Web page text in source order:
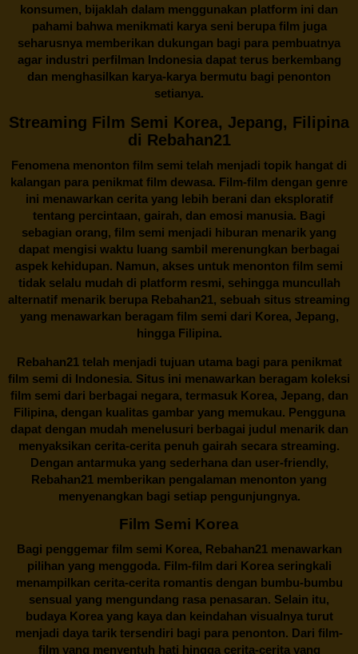
konsumen, bijaklah dalam menggunakan platform ini dan
pahami bahwa menikmati karya seni berupa film juga
seharusnya memberikan dukungan bagi para pembuatnya
agar industri perfilman Indonesia dapat terus berkembang
dan menghasilkan karya-karya bermutu bagi penonton
setianya.
Streaming Film Semi Korea, Jepang, Filipina
di Rebahan21
Fenomena menonton film semi telah menjadi topik hangat di
kalangan para penikmat film dewasa. Film-film dengan genre
ini menawarkan cerita yang lebih berani dan eksploratif
tentang percintaan, gairah, dan emosi manusia. Bagi
sebagian orang, film semi menjadi hiburan menarik yang
dapat mengisi waktu luang sambil merenungkan berbagai
aspek kehidupan. Namun, akses untuk menonton film semi
tidak selalu mudah di platform resmi, sehingga muncullah
alternatif menarik berupa Rebahan21, sebuah situs streaming
yang menawarkan beragam film semi dari Korea, Jepang,
hingga Filipina.
Rebahan21telah menjadi tujuan utama bagi para penikmat
film semi di Indonesia. Situs ini menawarkan beragam koleksi
film semi dari berbagai negara, termasuk Korea, Jepang, dan
Filipina, dengan kualitas gambar yang memukau. Pengguna
dapat dengan mudah menelusuri berbagai judul menarik dan
menyaksikan cerita-cerita penuh gairah secara streaming.
Dengan antarmuka yang sederhana dan user-friendly,
Rebahan21 memberikan pengalaman menonton yang
menyenangkan bagi setiap pengunjungnya.
Film Semi Korea
Bagi penggemar film semi Korea, Rebahan21menawarkan
pilihan yang menggoda. Film-film dari Korea seringkali
menampilkan cerita-cerita romantis dengan bumbu-bumbu
sensual yang mengundang rasa penasaran. Selain itu,
budaya Korea yang kaya dan keindahan visualnya turut
menjadi daya tarik tersendiri bagi para penonton. Dari film-
film yang menyentuh hati hingga cerita-cerita yang